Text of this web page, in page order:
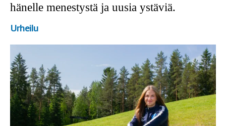
hänelle menestystä ja uusia ystäviä.
Urheilu